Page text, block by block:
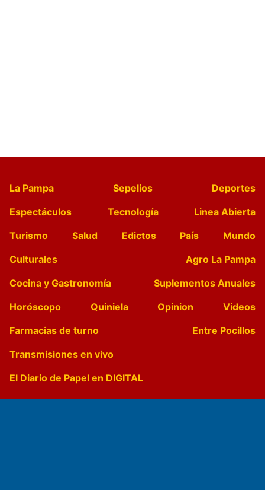
La Pampa Sepelios
Deportes
Espectáculos
Tecnología
Linea Abierta
Turismo
Salud Edictos País
Mundo
Culturales
Agro La Pampa
Cocina y Gastronomía
Suplementos Anuales
Horóscopo
Quiniela Opinion
Videos
Farmacias de turno
Entre Pocillos
Transmisiones en vivo
El Diario de Papel en DIGITAL